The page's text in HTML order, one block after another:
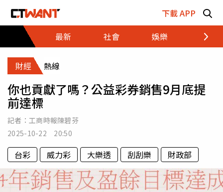
下載 APP
最新
社會 娛樂 財經
財經 熱線
你也貢獻了嗎？公益彩券銷售9月底提
前達標
記者： 工商時報陳碧芬
2025-10-22 20:50
台彩 威力彩 大樂透 刮刮樂 財政部